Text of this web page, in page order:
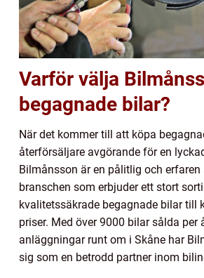
Varför välja
begagnade bilar?
När det kommer till att köpa
återförsäljare avgörande för en
Bilmånsson är en pålitlig och erfaren
branschen som erbjuder ett stort
kvalitetssäkrade begagnade bilar till
priser. Med över 9000 bilar sålda per
anläggningar runt om i Skåne har
sig som en betrodd partner inom